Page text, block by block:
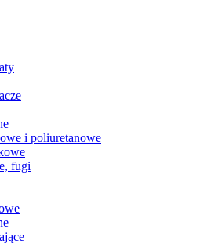
i poliuretanowe
fugi